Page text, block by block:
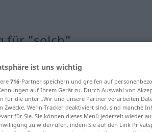
für "solch"
ist uns wichtig
716-Partner speichern und greifen auf
auf Ihrem Gerät zu. Durch Auswahl von
für die unter „Wir und unsere Partner verarbeiten
Zwecke. Wenn Tracker deaktiviert sind, sind manche
für Sie. Sie können dieses Menü jederzeit wieder
zu widerrufen, indem Sie auf den Link